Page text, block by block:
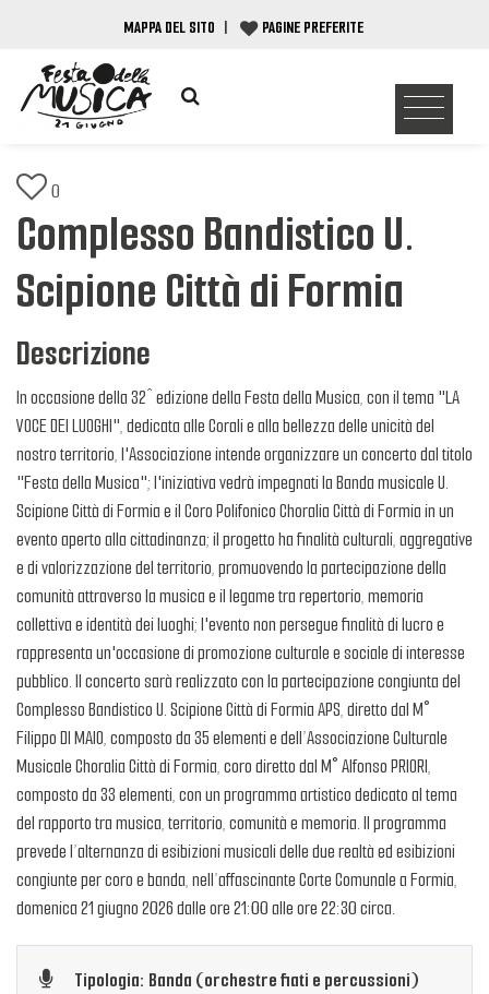
MAPPA DEL SITO | PAGINE PREFERITE
0
Complesso Bandistico U.
Scipione Città di Formia
Descrizione
In occasione della 32^ edizione della Festa della Musica, con il tema "LA
VOCE DEI LUOGHI", dedicata alle Corali e alla bellezza delle unicità del
nostro territorio, l'Associazione intende organizzare un concerto dal titolo
"Festa della Musica"; l'iniziativa vedrà impegnati la Banda musicale U.
Scipione Città di Formia e il Coro Polifonico Choralia Città di Formia in un
evento aperto alla cittadinanza; il progetto ha finalità culturali, aggregative
e di valorizzazione del territorio, promuovendo la partecipazione della
comunità attraverso la musica e il legame tra repertorio, memoria
collettiva e identità dei luoghi; l'evento non persegue finalità di lucro e
rappresenta un'occasione di promozione culturale e sociale di interesse
pubblico. Il concerto sarà realizzato con la partecipazione congiunta del
Complesso Bandistico U. Scipione Città di Formia APS, diretto dal M°
Filippo DI MAIO, composto da 35 elementi e dell’Associazione Culturale
Musicale Choralia Città di Formia, coro diretto dal M° Alfonso PRIORI,
composto da 33 elementi, con un programma artistico dedicato al tema
del rapporto tra musica, territorio, comunità e memoria. Il programma
prevede l’alternanza di esibizioni musicali delle due realtà ed esibizioni
congiunte per coro e banda, nell’affascinante Corte Comunale a Formia,
domenica 21 giugno 2026 dalle ore 21:00 alle ore 22:30 circa.
Tipologia: Banda (orchestre fiati e percussioni)